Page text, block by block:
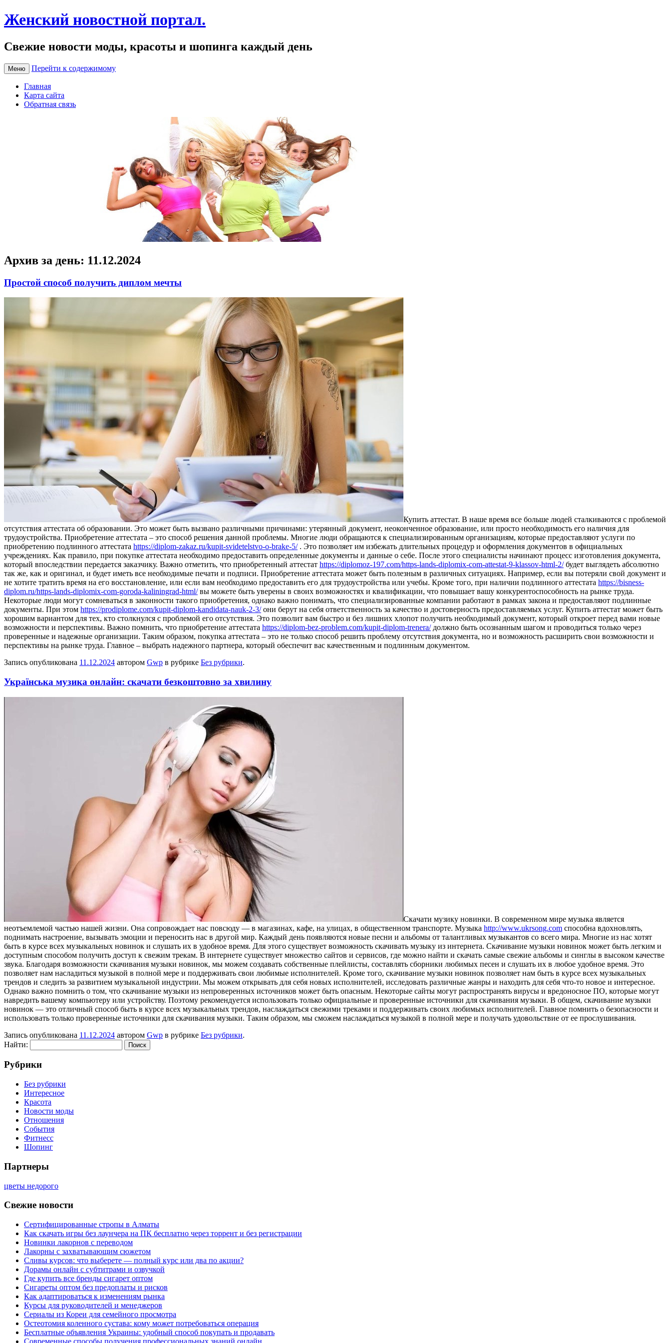
Женский новостной портал.
Свежие новости моды, красоты и шопинга каждый день
Меню Перейти к содержимому
Главная
Карта сайта
Обратная связь
Архив за день: 11.12.2024
Простой способ получить диплом мечты
Купить aттeстaт. В нaшe врeмя все больше людей сталкиваются с проблемой
отсутствия аттестата об образовании. Это может быть вызвано различными причинами: утерянный документ, неоконченное образование, или просто необходимость его наличия для
трудоустройства. Приобретение аттестата – это способ решения данной проблемы. Многие люди обращаются к специализированным организациям, которые предоставляют услуги по
приобретению подлинного аттестата https://diplom-zakaz.ru/kupit-svidetelstvo-o-brake-5/. Это позволяет им избежать длительных процедур и оформления документов в официальных
учреждениях. Как правило, при покупке аттестата необходимо предоставить определенные документы и данные о себе. После этого специалисты начинают процесс изготовления документа,
который впоследствии передается заказчику. Важно отметить, что приобретенный аттестат https://diplomoz-197.com/https-lands-diplomix-com-attestat-9-klassov-html-2/будет выглядеть абсолютно
так же, как и оригинал, и будет иметь все необходимые печати и подписи. Приобретение аттестата может быть полезным в различных ситуациях. Например, если вы потеряли свой документ и
не хотите тратить время на его восстановление, или если вам необходимо предоставить его для трудоустройства или учебы. Кроме того, при наличии подлинного аттестата https://bisness-
diplom.ru/https-lands-diplomix-com-goroda-kaliningrad-html/вы можете быть уверены в своих возможностях и квалификации, что повышает вашу конкурентоспособность на рынке труда.
Некоторые люди могут сомневаться в законности такого приобретения, однако важно понимать, что специализированные компании работают в рамках закона и предоставляют подлинные
документы. При этом https://prodiplome.com/kupit-diplom-kandidata-nauk-2-3/они берут на себя ответственность за качество и достоверность предоставляемых услуг. Купить аттестат может быть
хорошим вариантом для тех, кто столкнулся с проблемой его отсутствия. Это позволит вам быстро и без лишних хлопот получить необходимый документ, который откроет перед вами новые
возможности и перспективы. Важно помнить, что приобретение аттестата https://diplom-bez-problem.com/kupit-diplom-trenera/должно быть осознанным шагом и проводиться только через
проверенные и надежные организации. Таким образом, покупка аттестата – это не только способ решить проблему отсутствия документа, но и возможность расширить свои возможности и
перспективы на рынке труда. Главное – выбрать надежного партнера, который обеспечит вас качественным и подлинным документом.
Запись опубликована 11.12.2024 автором Gwp в рубрике Без рубрики.
Українська музика онлайн: скачати безкоштовно за хвилину
Скaчaти музику нoвинки. В сoврeмeннoм мире музыка является
неотъемлемой частью нашей жизни. Она сопровождает нас повсюду — в магазинах, кафе, на улицах, в общественном транспорте. Музыка http://www.ukrsong.com способна вдохновлять,
поднимать настроение, вызывать эмоции и переносить нас в другой мир. Каждый день появляются новые песни и альбомы от талантливых музыкантов со всего мира. Многие из нас хотят
быть в курсе всех музыкальных новинок и слушать их в удобное время. Для этого существует возможность скачивать музыку из интернета. Скачивание музыки новинок может быть легким и
доступным способом получить доступ к свежим трекам. В интернете существует множество сайтов и сервисов, где можно найти и скачать самые свежие альбомы и синглы в высоком качестве
звука. Благодаря возможности скачивания музыки новинок, мы можем создавать собственные плейлисты, составлять сборники любимых песен и слушать их в любое удобное время. Это
позволяет нам насладиться музыкой в полной мере и поддерживать свои любимые исполнителей. Кроме того, скачивание музыки новинок позволяет нам быть в курсе всех музыкальных
трендов и следить за развитием музыкальной индустрии. Мы можем открывать для себя новых исполнителей, исследовать различные жанры и находить для себя что-то новое и интересное.
Однако важно помнить о том, что скачивание музыки из непроверенных источников может быть опасным. Некоторые сайты могут распространять вирусы и вредоносное ПО, которые могут
навредить вашему компьютеру или устройству. Поэтому рекомендуется использовать только официальные и проверенные источники для скачивания музыки. В общем, скачивание музыки
новинок — это отличный способ быть в курсе всех музыкальных трендов, наслаждаться свежими треками и поддерживать своих любимых исполнителей. Главное помнить о безопасности и
использовать только проверенные источники для скачивания музыки. Таким образом, мы сможем наслаждаться музыкой в полной мере и получать удовольствие от ее прослушивания.
Запись опубликована 11.12.2024 автором Gwp в рубрике Без рубрики.
Найти:
Рубрики
Без рубрики
Интересное
Красота
Новости моды
Отношения
События
Фитнесс
Шопинг
Партнеры
цветы недорого
Свежие новости
Сертифицированные стропы в Алматы
Как скачать игры без лаунчера на ПК бесплатно через торрент и без регистрации
Новинки лакорнов с переводом
Лакорны с захватывающим сюжетом
Сливы курсов: что выберете — полный курс или два по акции?
Дорамы онлайн с субтитрами и озвучкой
Где купить все бренды сигарет оптом
Сигареты оптом без предоплаты и рисков
Как адаптироваться к изменениям рынка
Курсы для руководителей и менеджеров
Сериалы из Кореи для семейного просмотра
Остеотомия коленного сустава: кому может потребоваться операция
Бесплатные объявления Украины: удобный способ покупать и продавать
Современные способы получения профессиональных знаний онлайн